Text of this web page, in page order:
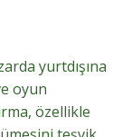
yurtdışına
oyun
özellikle